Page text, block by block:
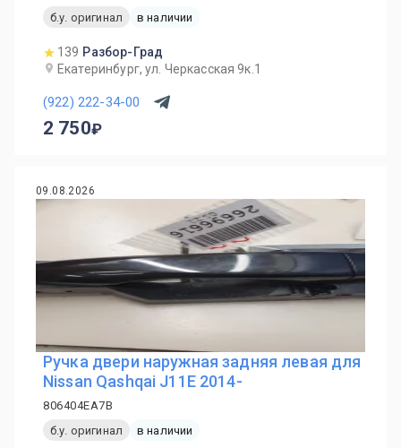
б.у. оригинал
в наличии
139 Разбор-Град
Екатеринбург, ул. Черкасская 9к.1
(922) 222-34-00
2 750
09.08.2026
Ручка двери нaружная задняя левая для
Nissan Qashqai J11E 2014-
806404EA7B
б.у. оригинал
в наличии